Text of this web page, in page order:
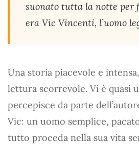
suonato tutta la notte per
era Vic Vincenti, l’uomo
Una storia piacevole e
lettura scorrevole. Vi è quasi
percepisce da parte
Vic: un uomo semplice,
tutto proceda nella sua vita